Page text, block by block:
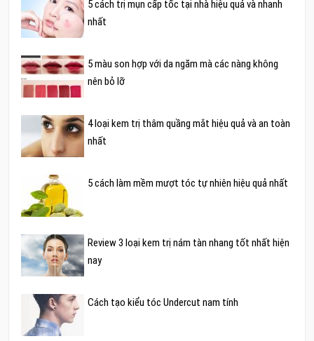
5 cách trị mụn cấp tốc tại nhà hiệu quả và nhanh
nhất
5 màu son hợp với da ngăm mà các nàng không
nên bỏ lỡ
4 loại kem trị thâm quầng mắt hiệu quả và an toàn
nhất
5 cách làm mềm mượt tóc tự nhiên hiệu quả nhất
Review 3 loại kem trị nám tàn nhang tốt nhất hiện
nay
Cách tạo kiểu tóc Undercut nam tính